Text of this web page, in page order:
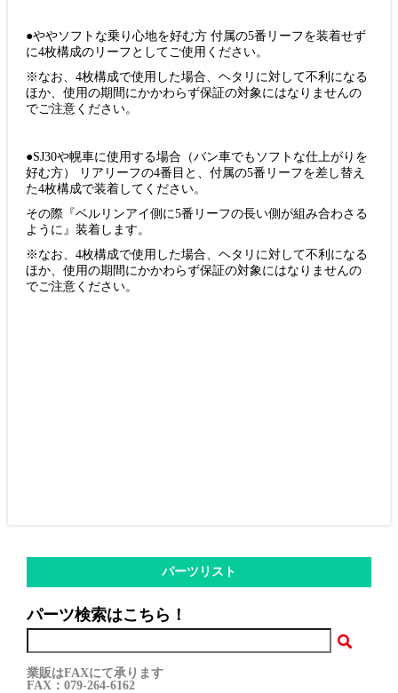
パーツリスト
パーツ検索はこちら！
業販はFAXにて承ります
FAX：079-264-6162
●ややソフトな乗り心地を好む方 付属の5番リーフを装着せず
に4枚構成のリーフとしてご使用ください。
※なお、4枚構成で使用した場合、ヘタリに対して不利になる
ほか、使用の期間にかかわらず保証の対象にはなりませんの
でご注意ください。
●SJ30や幌車に使用する場合（バン車でもソフトな仕上がりを
好む方） リアリーフの4番目と、付属の5番リーフを差し替え
た4枚構成で装着してください。
その際『ベルリンアイ側に5番リーフの長い側が組み合わさる
ように』装着します。
※なお、4枚構成で使用した場合、ヘタリに対して不利になる
ほか、使用の期間にかかわらず保証の対象にはなりませんの
でご注意ください。